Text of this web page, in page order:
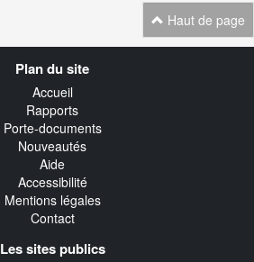
Haut de page
Plan du site
Accueil
Rapports
Porte-documents
Nouveautés
Aide
Accessibilité
Mentions légales
Contact
Les sites publics